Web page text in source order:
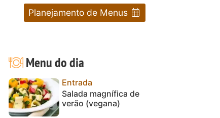
Planejamento de Menus
Menu do dia
Entrada
Salada magnífica de
verão (vegana)